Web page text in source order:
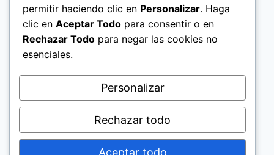
permitir haciendo clic en Personalizar. Haga
clic en Aceptar Todo para consentir o en
Rechazar Todo para negar las cookies no
esenciales.
Personalizar
Rechazar todo
Aceptar todo